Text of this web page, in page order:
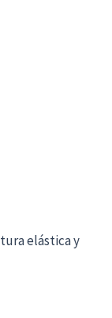
elástica y